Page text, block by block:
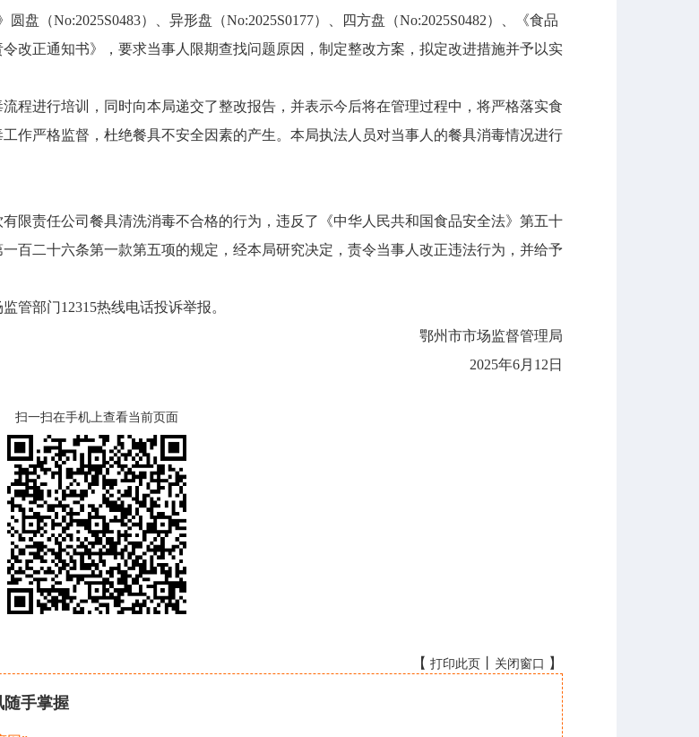
（No:2025S0483）、异形盘（No:2025S0177）、四方盘（No:2025S0482）、《食品
改正通知书》，要求当事人限期查找问题原因，制定整改方案，拟定改进措施并予以实
进行培训，同时向本局递交了整改报告，并表示今后将在管理过程中，将严格落实食
作严格监督，杜绝餐具不安全因素的产生。本局执法人员对当事人的餐具消毒情况进行
责任公司餐具清洗消毒不合格的行为，违反了《中华人民共和国食品安全法》第五十
百二十六条第一款第五项的规定，经本局研究决定，责令当事人改正违法行为，并给予
部门12315热线电话投诉举报。
鄂州市市场监督管理局
2025年6月12日
扫一扫在手机上查看当前页面
【 打印此页 关闭窗口 】
随手掌握